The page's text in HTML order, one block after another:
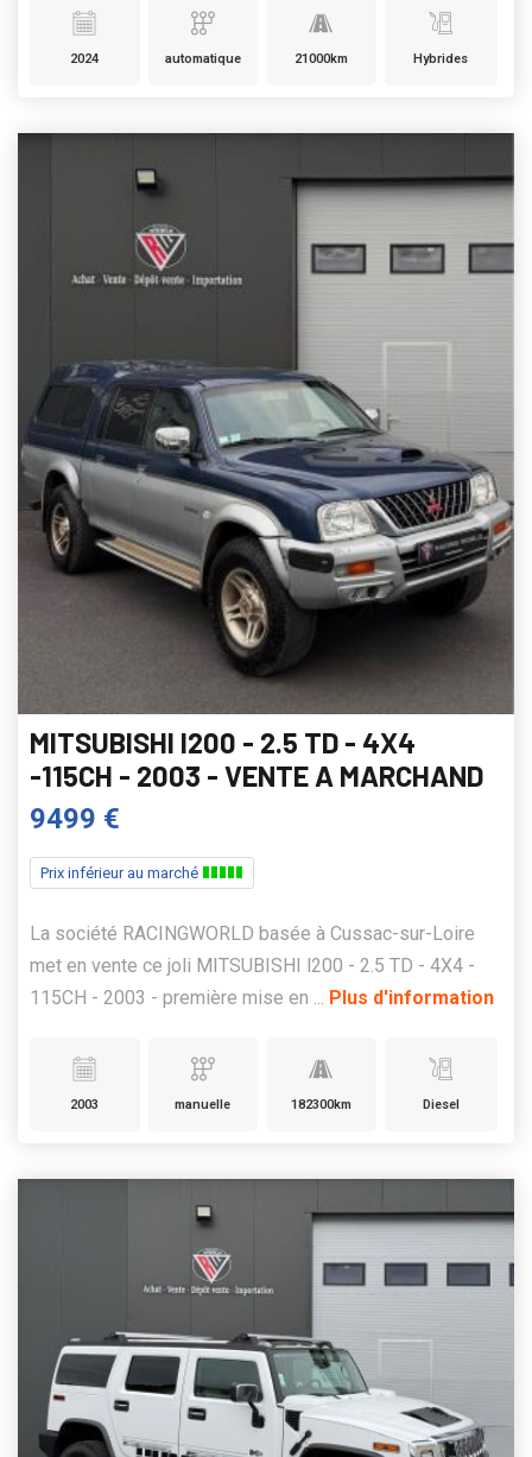
2024 automatique 21000km Hybrides
MITSUBISHI l200 - 2.5 TD - 4X4
-115CH - 2003 - VENTE A MARCHAND
9499 €
Prix inférieur au marché
La société RACINGWORLD basée à Cussac-sur-Loire
met en vente ce joli MITSUBISHI l200 - 2.5 TD - 4X4 -
115CH - 2003 - première mise en ... Plus d'information
2003 manuelle 182300km Diesel